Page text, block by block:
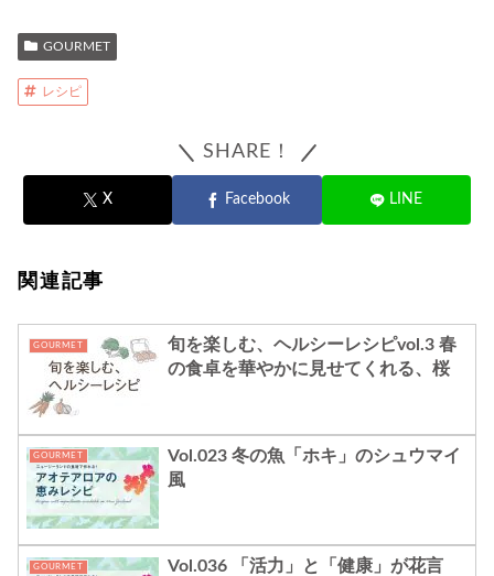
GOURMET
レシピ
SHARE！
X Facebook LINE
関連記事
GOURMET
旬を楽しむ、ヘルシーレシピvol.3 春
の食卓を華やかに見せてくれる、桜
GOURMET
Vol.023 冬の魚「ホキ」のシュウマイ
風
GOURMET
Vol.036 「活力」と「健康」が花言